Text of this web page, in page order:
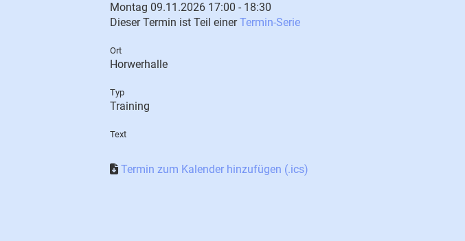
Montag 09.11.2026 17:00 - 18:30
Dieser Termin ist Teil einerTermin-Serie
Ort
Horwerhalle
Typ
Training
Text
Termin zum Kalender hinzufügen (.ics)